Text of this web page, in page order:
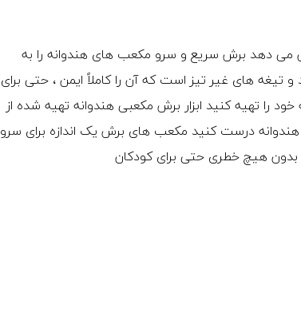
می دهد برش سریع و سرو مکعب های هندوانه را به
تیغه های غیر تیز است که آن را کاملاً ایمن ، حتی برای
را تهیه کنید ابزار برش مکعبی هندوانه تهیه شده از
مرغوب درجه یک کمتر از 1دقیقه سالاد هندوانه درست کنید مکعب های برش یک اندازه برای سرو